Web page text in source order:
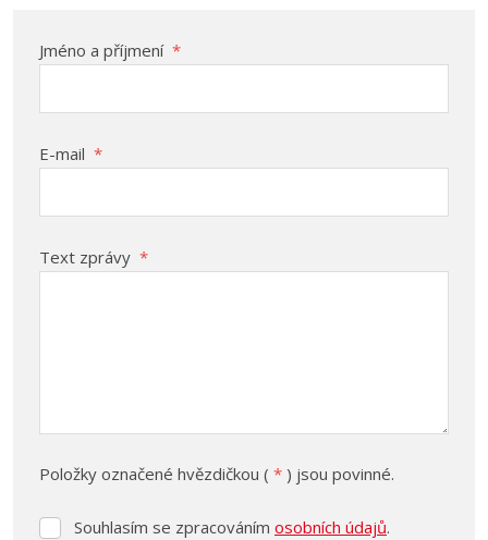
Jméno a příjmení *
E-mail *
Text zprávy *
Položky označené hvězdičkou ( * ) jsou povinné.
Souhlasím
Souhlasím se zpracováním osobních údajů.